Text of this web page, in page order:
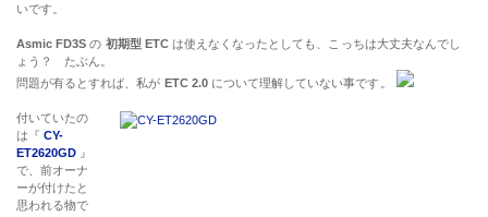
いです。
Asmic FD3S の 初期型 ETCは使えなくなったとしても、こっちは大丈夫なんでし
ょう？ たぶん。
問題が有るとすれば、私が ETC 2.0について理解していない事です。
付いていたの
は『CY-
ET2620GD 』
で、前オーナ
ーが付けたと
思われる物で